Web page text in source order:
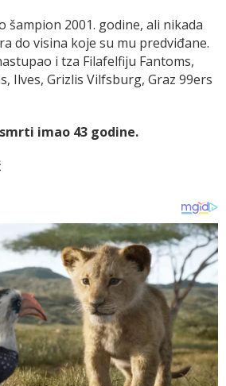
šampion 2001. godine, ali nikada
do visina koje su mu predviđane.
i tza Filafelfiju Fantoms,
Ilves, Grizlis Vilfsburg, Graz 99ers
imao 43 godine.